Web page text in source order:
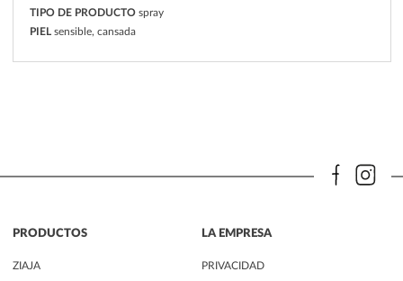
TIPO DE PRODUCTO spray
PIEL sensible, cansada
PRODUCTOS
ZIAJA
LA EMPRESA
PRIVACIDAD